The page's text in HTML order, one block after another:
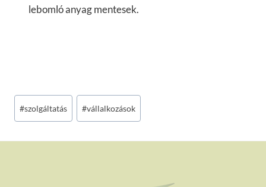
lebomló anyag mentesek.
Post
Tags:
#szolgáltatás #vállalkozások